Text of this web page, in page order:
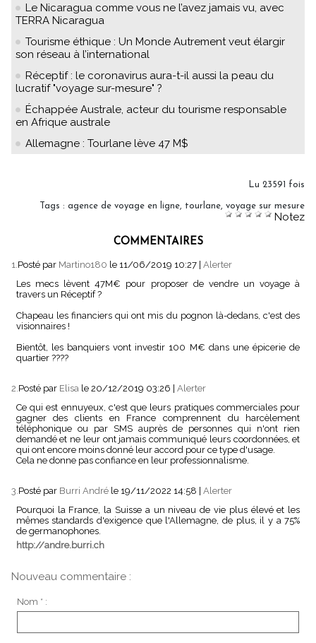
Le Nicaragua comme vous ne l’avez jamais vu, avec
TERRA Nicaragua
Tourisme éthique : Un Monde Autrement veut élargir
son réseau à l’international
Réceptif : le coronavirus aura-t-il aussi la peau du
lucratif "voyage sur-mesure" ?
Échappée Australe, acteur du tourisme responsable
en Afrique australe
Allemagne : Tourlane lève 47 M$
Lu 23591 fois
Tags : agence de voyage en ligne, tourlane, voyage sur mesure
Notez
COMMENTAIRES
1. Posté par Martino180 le 11/06/2019 10:27 Alerter
Les mecs lèvent 47M€ pour proposer de vendre un voyage à
travers un Réceptif ?
Chapeau les financiers qui ont mis du pognon là-dedans, c'est des
visionnaires !
Bientôt, les banquiers vont investir 100 M€ dans une épicerie de
quartier ????
2. Posté par Elisa le 20/12/2019 03:26
Alerter
Ce qui est ennuyeux, c'est que leurs pratiques commerciales pour
gagner des clients en France comprennent du harcèlement
téléphonique ou par SMS auprès de personnes qui n'ont rien
demandé et ne leur ont jamais communiqué leurs coordonnées, et
qui ont encore moins donné leur accord pour ce type d'usage.
Cela ne donne pas confiance en leur professionnalisme.
3.Posté par Burri André le 19/11/2022 14:58
Alerter
Pourquoi la France, la Suisse a un niveau de vie plus élevé et les
mêmes standards d'exigence que l'Allemagne, de plus, il y a 75%
de germanophones.
http://andre.burri.ch
Nouveau commentaire :
Nom * :